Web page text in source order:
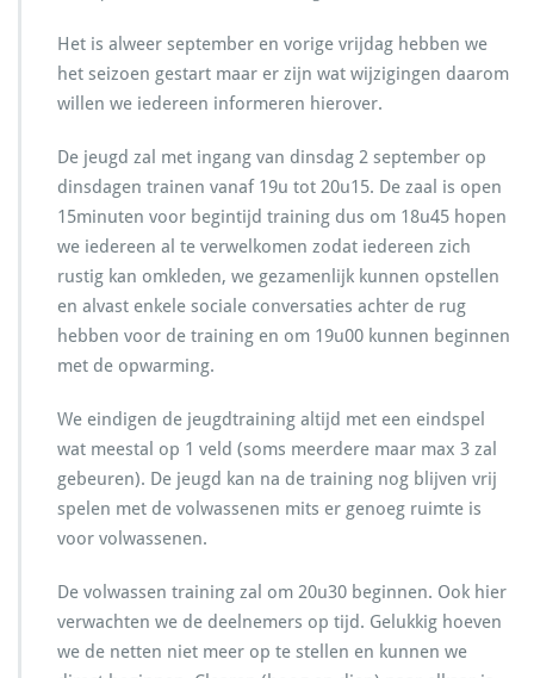
s
2
5
o
J
g
d
t
r
a
i
n
n
i
n
d
a
n
V
o
l
Het is alweer september en vorige vrijdag hebben we
het seizoen gestart maar er zijn wat wijzigingen daarom
willen we iedereen informeren hierover.
De jeugd zal met ingang van dinsdag 2 september op
dinsdagen trainen vanaf 19u tot 20u15. De zaal is open
15minuten voor begintijd training dus om 18u45 hopen
we iedereen al te verwelkomen zodat iedereen zich
rustig kan omkleden, we gezamenlijk kunnen opstellen
en alvast enkele sociale conversaties achter de rug
hebben voor de training en om 19u00 kunnen beginnen
met de opwarming.
We eindigen de jeugdtraining altijd met een eindspel
wat meestal op 1 veld (soms meerdere maar max 3 zal
gebeuren). De jeugd kan na de training nog blijven vrij
spelen met de volwassenen mits er genoeg ruimte is
voor volwassenen.
De volwassen training zal om 20u30 beginnen. Ook hier
verwachten we de deelnemers op tijd. Gelukkig hoeven
we de netten niet meer op te stellen en kunnen we